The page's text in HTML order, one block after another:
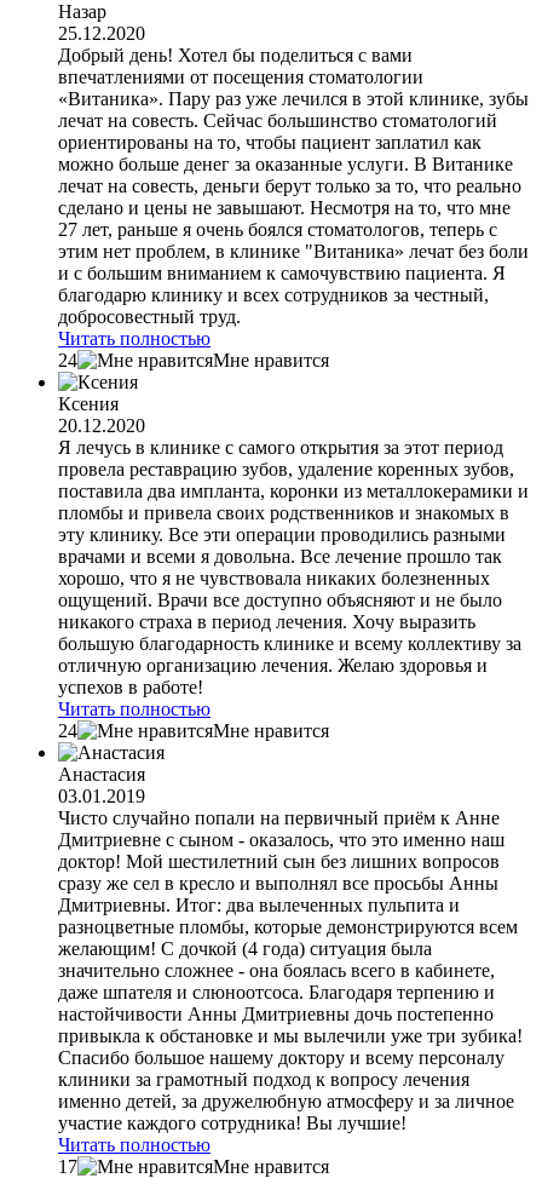
звонок
клиники
Назар
25.12.2020
Добрый день! Хотел бы поделиться с вами
впечатлениями от посещения стоматологии
«Витаника». Пару раз уже лечился в этой клинике, зубы
лечат на совесть. Сейчас большинство стоматологий
ориентированы на то, чтобы пациент заплатил как
можно больше денег за оказанные услуги. В Витанике
лечат на совесть, деньги берут только за то, что реально
сделано и цены не завышают. Несмотря на то, что мне
27 лет, раньше я очень боялся стоматологов, теперь с
этим нет проблем, в клинике "Витаника» лечат без боли
и с большим вниманием к самочувствию пациента. Я
благодарю клинику и всех сотрудников за честный,
добросовестный труд.
Читать полностью
24
Мне нравится
Ксения
20.12.2020
Я лечусь в клинике с самого открытия за этот период
провела реставрацию зубов, удаление коренных зубов,
поставила два импланта, коронки из металлокерамики и
пломбы и привела своих родственников и знакомых в
эту клинику. Все эти операции проводились разными
врачами и всеми я довольна. Все лечение прошло так
хорошо, что я не чувствовала никаких болезненных
ощущений. Врачи все доступно объясняют и не было
никакого страха в период лечения. Хочу выразить
большую благодарность клинике и всему коллективу за
отличную организацию лечения. Желаю здоровья и
успехов в работе!
Читать полностью
24
Мне нравится
Анастасия
03.01.2019
Чисто случайно попали на первичный приём к Анне
Дмитриевне с сыном - оказалось, что это именно наш
доктор! Мой шестилетний сын без лишних вопросов
сразу же сел в кресло и выполнял все просьбы Анны
Дмитриевны. Итог: два вылеченных пульпита и
разноцветные пломбы, которые демонстрируются всем
желающим! С дочкой (4 года) ситуация была
значительно сложнее - она боялась всего в кабинете,
даже шпателя и слюноотсоса. Благодаря терпению и
настойчивости Анны Дмитриевны дочь постепенно
привыкла к обстановке и мы вылечили уже три зубика!
Спасибо большое нашему доктору и всему персоналу
клиники за грамотный подход к вопросу лечения
именно детей, за дружелюбную атмосферу и за личное
участие каждого сотрудника! Вы лучшие!
Читать полностью
17
Мне нравится